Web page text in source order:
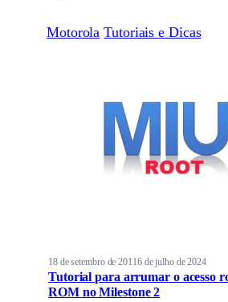
Motorola Tutoriais e Dicas
18 de setembro de 20116 de julho de 2024
Tutorial para arrumar o acesso
ROM no Milestone 2